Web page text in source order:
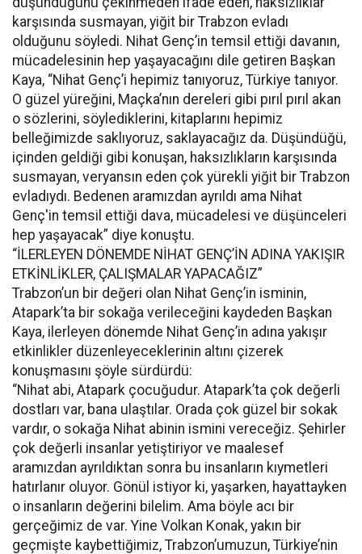
karşısında susmayan, yiğit bir Trabzon evladı
olduğunu söyledi. Nihat Genç’in temsil ettiği davanın,
mücadelesinin hep yaşayacağını dile getiren Başkan
Kaya, “Nihat Genç’i hepimiz tanıyoruz, Türkiye tanıyor.
O güzel yüreğini, Maçka’nın dereleri gibi pırıl pırıl akan
o sözlerini, söylediklerini, kitaplarını hepimiz
belleğimizde saklıyoruz, saklayacağız da. Düşündüğü,
içinden geldiği gibi konuşan, haksızlıkların karşısında
susmayan, veryansın eden çok yürekli yiğit bir Trabzon
evladıydı. Bedenen aramızdan ayrıldı ama Nihat
Genç'in temsil ettiği dava, mücadelesi ve düşünceleri
hep yaşayacak” diye konuştu.
“İLERLEYEN DÖNEMDE NİHAT GENÇ’İN ADINA YAKIŞIR
ETKİNLİKLER, ÇALIŞMALAR YAPACAĞIZ”
Trabzon’un bir değeri olan Nihat Genç’in isminin,
Atapark’ta bir sokağa verileceğini kaydeden Başkan
Kaya, ilerleyen dönemde Nihat Genç’in adına yakışır
etkinlikler düzenleyeceklerinin altını çizerek
konuşmasını şöyle sürdürdü:
“Nihat abi, Atapark çocuğudur. Atapark’ta çok değerli
dostları var, bana ulaştılar. Orada çok güzel bir sokak
vardır, o sokağa Nihat abinin ismini vereceğiz. Şehirler
çok değerli insanlar yetiştiriyor ve maalesef
aramızdan ayrıldıktan sonra bu insanların kıymetleri
hatırlanır oluyor. Gönül istiyor ki, yaşarken, hayattayken
o insanların değerini bilelim. Ama böyle acı bir
gerçeğimiz de var. Yine Volkan Konak, yakın bir
geçmişte kaybettiğimiz, Trabzon’umuzun, Türkiye’nin